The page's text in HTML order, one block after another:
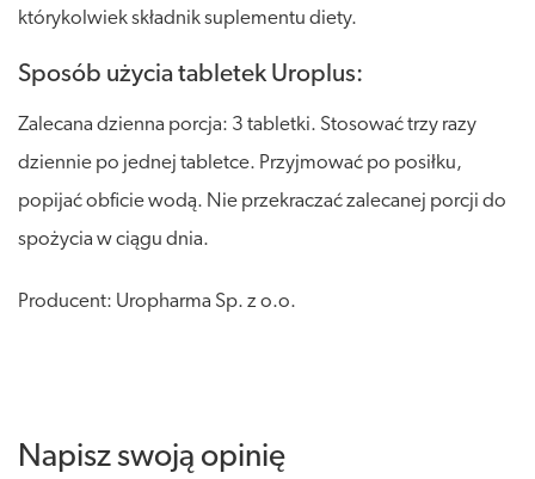
którykolwiek składnik suplementu diety.
Sposób użycia tabletek Uroplus:
Zalecana dzienna porcja: 3 tabletki. Stosować trzy razy
dziennie po jednej tabletce. Przyjmować po posiłku,
popijać obficie wodą. Nie przekraczać zalecanej porcji do
spożycia w ciągu dnia.
Producent: Uropharma Sp. z o.o.
Napisz swoją opinię